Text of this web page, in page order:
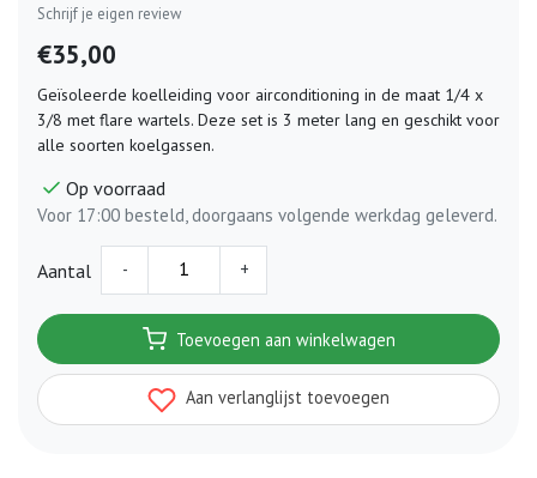
Schrijf je eigen review
€35,00
Geïsoleerde koelleiding voor airconditioning in de maat 1/4 x
3/8 met flare wartels. Deze set is 3 meter lang en geschikt voor
alle soorten koelgassen.
Op voorraad
Voor 17:00 besteld, doorgaans volgende werkdag geleverd.
Aantal - +
Toevoegen aan winkelwagen
Aan verlanglijst toevoegen